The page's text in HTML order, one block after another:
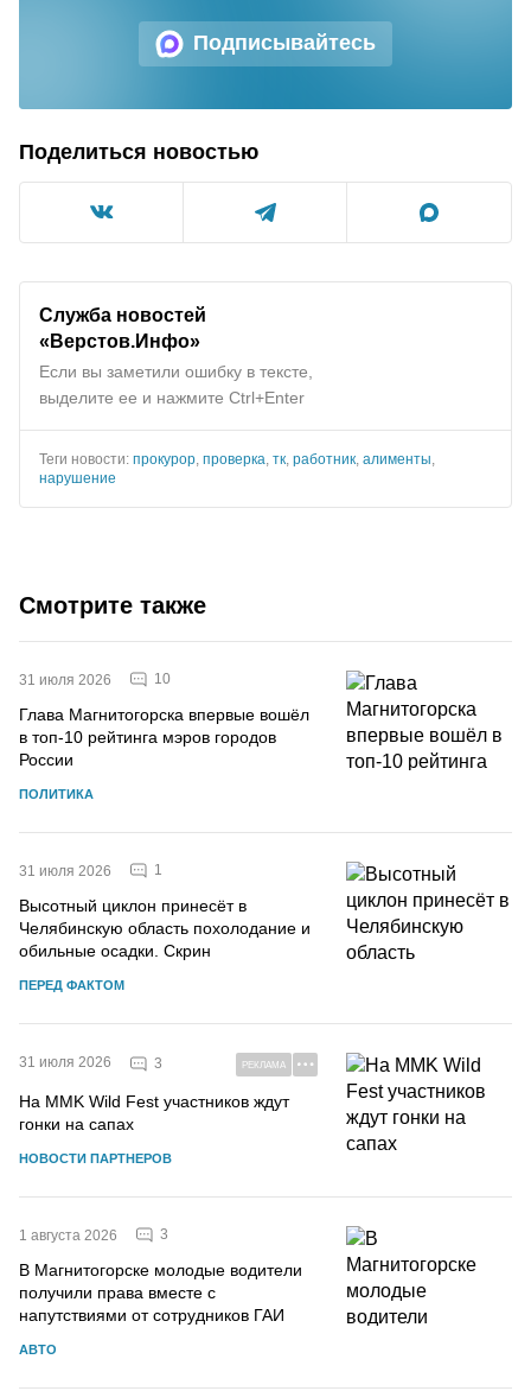
Подписывайтесь
Поделиться новостью
Служба новостей
«Верстов.Инфо»
Если вы заметили ошибку в тексте,
выделите ее и нажмите Ctrl+Enter
Теги новости: прокурор проверка тк работник алименты
нарушение
Смотрите также
31 июля 2026 10
Глава Магнитогорска впервые вошёл
в топ-10 рейтинга мэров городов
России
ПОЛИТИКА
31 июля 2026 1
Высотный циклон принесёт в
Челябинскую область похолодание и
обильные осадки. Скрин
ПЕРЕД ФАКТОМ
31 июля 2026 3 РЕКЛАМА
На MMK Wild Fest участников ждут
гонки на сапах
НОВОСТИ ПАРТНЕРОВ
1 августа 2026 3
В Магнитогорске молодые водители
получили права вместе с
напутствиями от сотрудников ГАИ
АВТО